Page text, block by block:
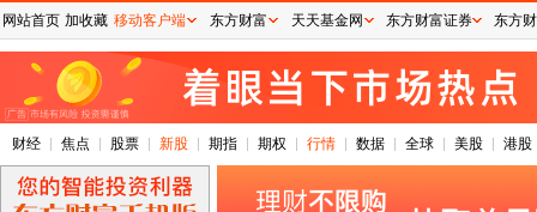
财经 焦点 股票 新股 期指 期权 行情 数据 全球 美股 港股
网站首页 加收藏 移动客户端 东方财富 天天基金网 东方财富证券 东方